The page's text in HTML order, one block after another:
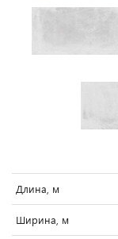
Длина, м
Ширина, м